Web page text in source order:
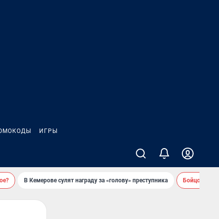
ИГРЫ
В Кемерове сулят награду за «голову» преступника Бойцовский